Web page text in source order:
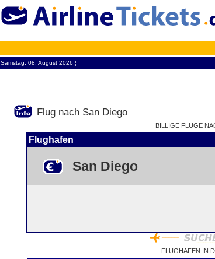
Samstag, 08. August 2026 ¦
Flug nach San Diego
BILLIGE FLÜGE
Flughafen
San Diego
FLUGHAFEN IN